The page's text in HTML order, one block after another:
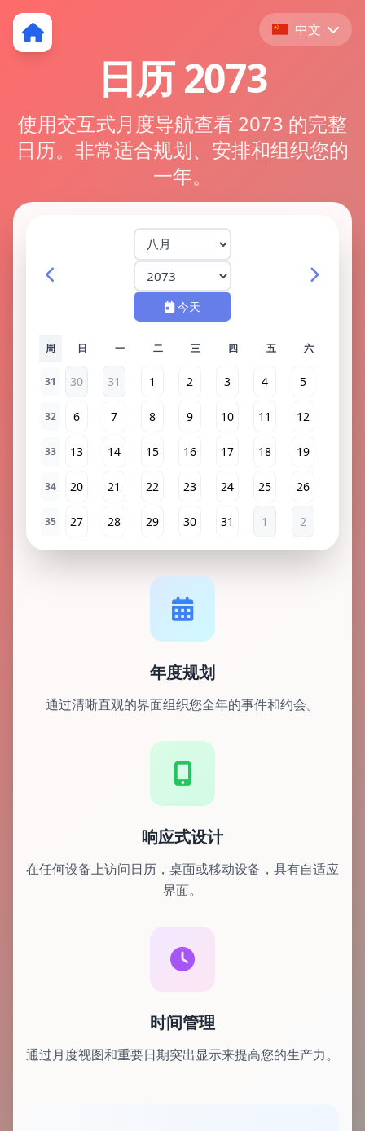
中文
日历 2073
使用交互式月度导航查看 2073 的完整
日历。非常适合规划、安排和组织您的
一年。
今天
周
31 30 31 1 2 3 4 5
32 6 7 8 9 10 11 12
33 13 14 15 16 17 18 19
34 20 21 22 23 24 25 26
35 27 28 29 30 31 1 2
年度规划
通过清晰直观的界面组织您全年的事件和约会。
响应式设计
在任何设备上访问日历，桌面或移动设备，具有自适应
界面。
时间管理
通过月度视图和重要日期突出显示来提高您的生产力。